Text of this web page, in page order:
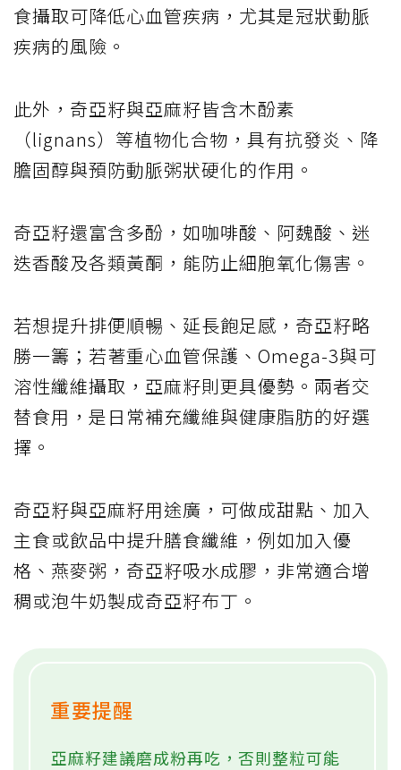
食攝取可降低心血管疾病，尤其是冠狀動脈
疾病的風險。
此外，奇亞籽與亞麻籽皆含木酚素
（lignans）等植物化合物，具有抗發炎、降
膽固醇與預防動脈粥狀硬化的作用。
奇亞籽還富含多酚，如咖啡酸、阿魏酸、迷
迭香酸及各類黃酮，能防止細胞氧化傷害。
若想提升排便順暢、延長飽足感，奇亞籽略
勝一籌；若著重心血管保護、Omega-3與可
溶性纖維攝取，亞麻籽則更具優勢。兩者交
替食用，是日常補充纖維與健康脂肪的好選
擇。
奇亞籽與亞麻籽用途廣，可做成甜點、加入
主食或飲品中提升膳食纖維，例如加入優
格、燕麥粥，奇亞籽吸水成膠，非常適合增
稠或泡牛奶製成奇亞籽布丁。
重要提醒
亞麻籽建議磨成粉再吃，否則整粒可能